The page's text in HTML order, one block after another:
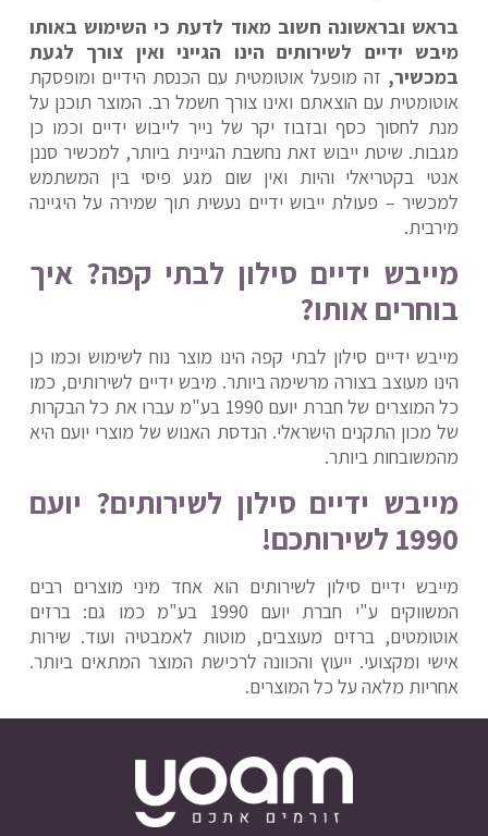
בראש ובראשונה חשוב מאוד לדעת כי השימוש באותו
מיבש ידיים לשירותים הינו הגייני ואין צורך לגעת
במכשיר, זה מופעל אוטומטית עם הכנסת הידיים ומופסקת
אוטומטית עם הוצאתם ואינו צורך חשמל רב. המוצר תוכנן על
מנת לחסוך כסף ובזבוז יקר של נייר לייבוש ידיים וכמו כן
מגבות. שיטת ייבוש זאת נחשבת הגיינית ביותר, למכשיר סננן
אנטי בקטריאלי והיות ואין שום מגע פיסי בין המשתמש
למכשיר – פעולת ייבוש ידיים נעשית תוך שמירה על היגיינה
מירבית.
מייבש ידיים סילון לבתי קפה? איך
בוחרים אותו?
מייבש ידיים סילון לבתי קפה הינו מוצר נוח לשימוש וכמו כן
הינו מעוצב בצורה מרשימה ביותר. מיבש ידיים לשירותים, כמו
כל המוצרים של חברת יועם 1990 בע"מ עברו את כל הבקרות
של מכון התקנים הישראלי. הנדסת האנוש של מוצרי יועם היא
מהמשובחות ביותר.
מייבש ידיים סילון לשירותים? יועם
1990 לשירותכם!
מייבש ידיים סילון לשירותים הוא אחד מיני מוצרים רבים
המשווקים ע"י חברת יועם 1990 בע"מ כמו גם: ברזים
אוטומטים, ברזים מעוצבים, מוטות לאמבטיה ועוד. שירות
אישי ומקצועי. ייעוץ והכוונה לרכישת המוצר המתאים ביותר.
אחריות מלאה על כל המוצרים.